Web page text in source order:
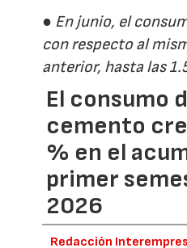
● En junio, el
con respecto al
anterior, hasta las
El consumo
cemento
% en el
primer
2026
Redacción